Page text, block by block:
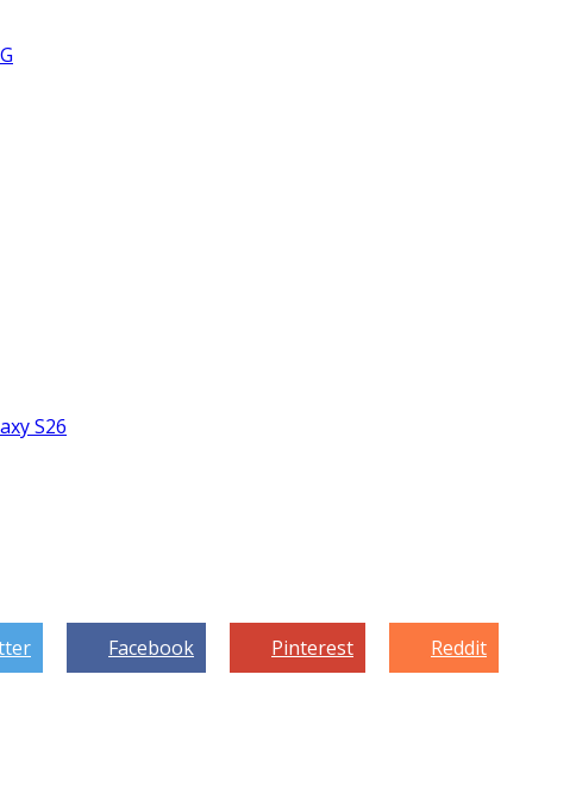
S26
Facebook Pinterest Reddit